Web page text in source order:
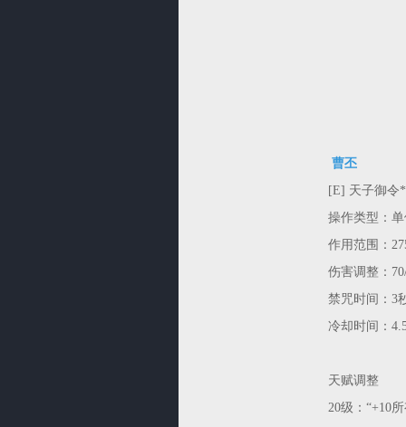
曹丕
[E] 天子御令
操作类型：
作用范围：
伤害调整：
禁咒时间：3
冷却时间：
天赋调整
20级：“+10